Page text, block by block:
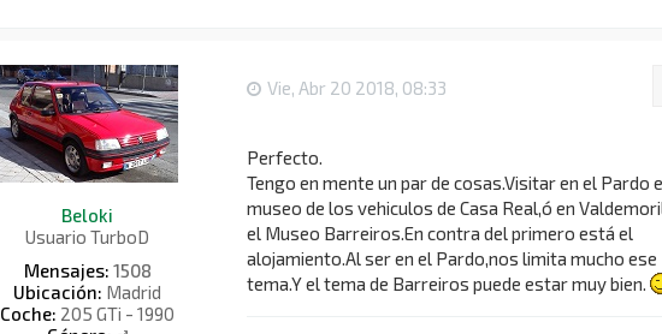
Beloki
Usuario TurboD
Mensajes: 1508
Ubicación: Madrid
Coche: 205 GTi - 1990
Vie, Abr 20 2018, 08:33
Perfecto.
Tengo en mente un par de cosas.Visitar en el Pardo
museo de los vehiculos de Casa Real,ó en
el Museo Barreiros.En contra del primero está el
alojamiento.Al ser en el Pardo,nos limita mucho ese
tema.Y el tema de Barreiros puede estar muy bien.